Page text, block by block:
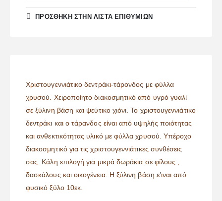
ΠΡΌΣΘΉΚΗ ΣΤΗΝ ΛΊΣΤΑ ΕΠΙΘΥΜΙΏΝ
Χριστουγεννιάτικο δεντράκι-τάρονδος με φύλλα
χρυσού. Χειροποίητο διακοσμητικό από υγρό γυαλί
σε ξύλινη βάση και ψεύτικο χιόνι. Το χριστουγεννιάτικο
δεντράκι και ο τάρανδος είναι από υψηλής ποιότητας
και ανθεκτικότητας υλικό με φύλλα χρυσού. Υπέροχο
διακοσμητικό για τις χριστουγεννιάτικες συνθέσεις
σας. Κάλη επιλογή για μικρά δωράκια σε φίλους ,
δασκάλους και οικογένεια. Η ξύλινη βάση ε’ιναι από
φυσικό ξύλο 10εκ.